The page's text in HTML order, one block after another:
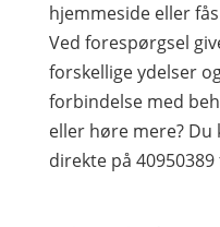
hjemmeside eller
Ved forespørgsel
forskellige ydelser
forbindelse med
eller høre mere?
direkte på